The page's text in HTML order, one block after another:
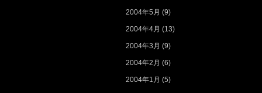
2004年5月 (9)
2004年4月 (13)
2004年3月 (9)
2004年2月 (6)
2004年1月 (5)